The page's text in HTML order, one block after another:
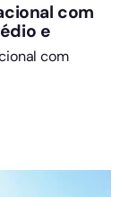
com
e
com